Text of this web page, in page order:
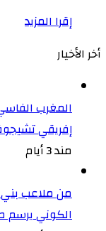
إقرا المزيد
أخر الأخيار
المغرب
إفريقي
مند 3 أيام
من ملاعب بني
الكوني يرسم